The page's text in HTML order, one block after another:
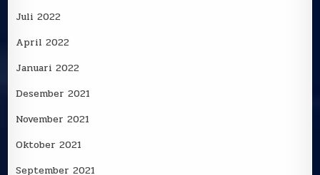
Juli 2022
April 2022
Januari 2022
Desember 2021
November 2021
Oktober 2021
September 2021